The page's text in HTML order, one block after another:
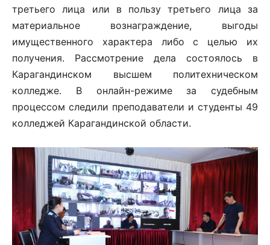
третьего лица или в пользу третьего лица за
материальное вознаграждение, выгоды
имущественного характера либо с целью их
получения. Рассмотрение дела состоялось в
Карагандинском высшем политехническом
колледже. В онлайн-режиме за судебным
процессом следили преподаватели и студенты 49
колледжей Карагандинской области.